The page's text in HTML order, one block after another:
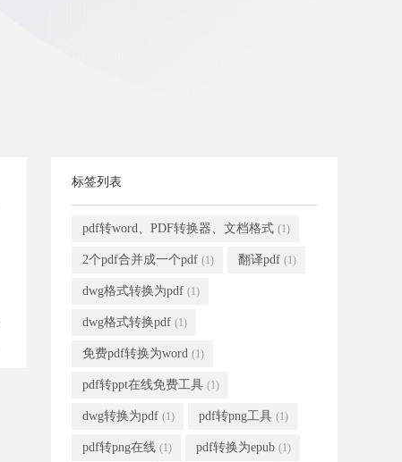
标签列表
pdf转word、PDF转换器、文档格式 (1)
2个pdf合并成一个pdf (1) 翻译pdf (1)
dwg格式转换为pdf (1)
dwg格式转换pdf (1)
免费pdf转换为word (1)
pdf转ppt在线免费工具 (1)
dwg转换为pdf (1) pdf转png工具 (1)
pdf转png在线 (1) pdf转换为epub (1)